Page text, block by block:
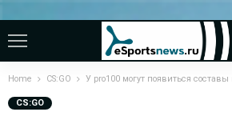
Home CS:GO У pro100 могут появиться составы по
CS:GO